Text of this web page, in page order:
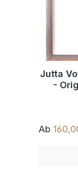
Jutta
-
Ab